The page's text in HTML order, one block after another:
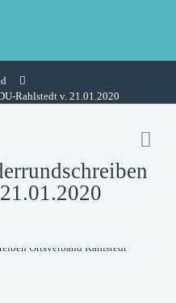
Rahlstedt v. 21.01.2020